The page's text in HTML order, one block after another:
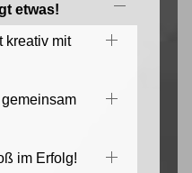
etwas!
kreativ mit
im Erfolg!